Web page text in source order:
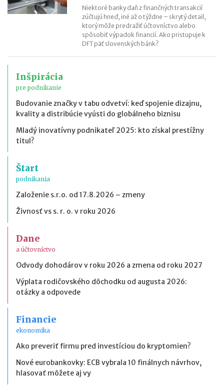
Niektoré banky daň z finančných transakcií
zúčtujú hneď, iné až o týždne – skrytý detail,
ktorý môže predražiť účtovníctvo alebo
spôsobiť výpadok financií. Ako pristupuje k
DFT päť slovenských bánk?
Inšpirácia
pre podnikanie
Budovanie značky v tabu odvetví: keď spojenie dizajnu,
kvality a distribúcie vyústi do globálneho biznisu
Mladý inovatívny podnikateľ 2025: kto získal prestížny
titul?
Štart
podnikania
Založenie s.r.o. od 17.8.2026 – zmeny
Živnosť vs s. r. o. v roku 2026
Dane
a účtovníctvo
Odvody dohodárov v roku 2026 a zmena od roku 2027
Výplata rodičovského dôchodku od augusta 2026:
otázky a odpovede
Financie
ekonomika
Ako preveriť firmu pred investíciou do kryptomien?
Nové eurobankovky: ECB vybrala 10 finálnych návrhov,
hlasovať môžete aj vy